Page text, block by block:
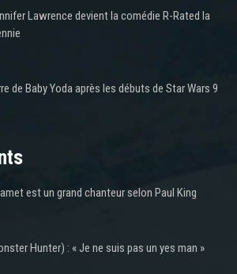
Lawrence devient la comédie R-Rated la
de Baby Yoda après les débuts de Star Wars 9
est un grand chanteur selon Paul King
Hunter) : « Je ne suis pas un yes man »